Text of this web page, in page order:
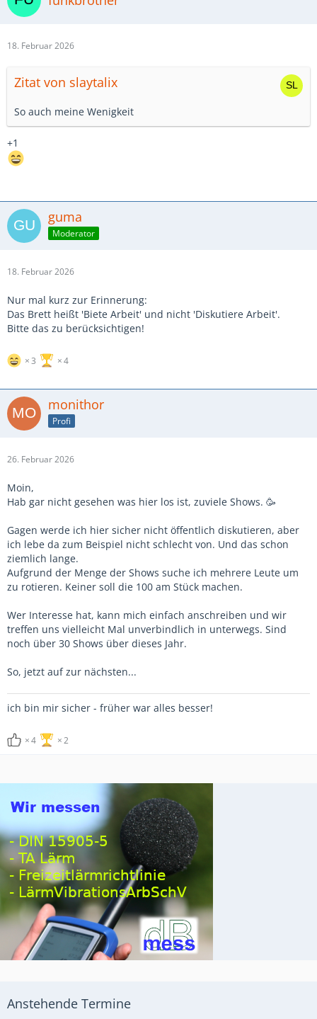
18. Februar 2026
Zitat von slaytalix
So auch meine Wenigkeit
+1
guma
Moderator
18. Februar 2026
Nur mal kurz zur Erinnerung:
Das Brett heißt 'Biete Arbeit' und nicht 'Diskutiere Arbeit'.
Bitte das zu berücksichtigen!
3 4
monithor
Profi
26. Februar 2026
Moin,
Hab gar nicht gesehen was hier los ist, zuviele Shows. 🥳
Gagen werde ich hier sicher nicht öffentlich diskutieren, aber
ich lebe da zum Beispiel nicht schlecht von. Und das schon
ziemlich lange.
Aufgrund der Menge der Shows suche ich mehrere Leute um
zu rotieren. Keiner soll die 100 am Stück machen.
Wer Interesse hat, kann mich einfach anschreiben und wir
treffen uns vielleicht Mal unverbindlich in unterwegs. Sind
noch über 30 Shows über dieses Jahr.
So, jetzt auf zur nächsten...
ich bin mir sicher - früher war alles besser!
4 2
Anstehende Termine